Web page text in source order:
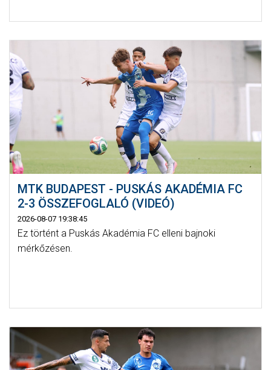
MTK BUDAPEST - PUSKÁS AKADÉMIA FC
2-3 ÖSSZEFOGLALÓ (VIDEÓ)
2026-08-07 19:38:45
Ez történt a Puskás Akadémia FC elleni bajnoki
mérkőzésen.